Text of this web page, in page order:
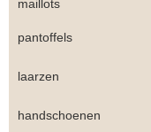
maillots
pantoffels
laarzen
handschoenen